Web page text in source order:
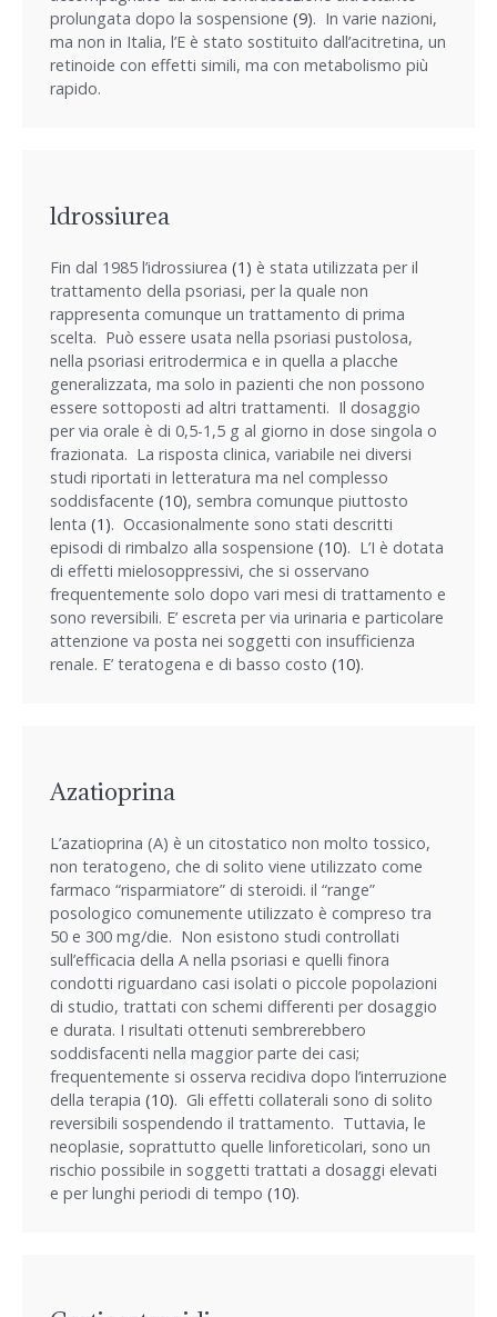
prolungata dopo la sospensione (9). In varie nazioni,
ma non in Italia, l’E è stato sostituito dall’acitretina, un
retinoide con effetti simili, ma con metabolismo più
rapido.
ldrossiurea
Fin dal 1985 l’idrossiurea (1) è stata utilizzata per il
trattamento della psoriasi, per la quale non
rappresenta comunque un trattamento di prima
scelta. Può essere usata nella psoriasi pustolosa,
nella psoriasi eritrodermica e in quella a placche
generalizzata, ma solo in pazienti che non possono
essere sottoposti ad altri trattamenti. Il dosaggio
per via orale è di 0,5-1,5 g al giorno in dose singola o
frazionata. La risposta clinica, variabile nei diversi
studi riportati in letteratura ma nel complesso
soddisfacente (10), sembra comunque piuttosto
lenta (1). Occasionalmente sono stati descritti
episodi di rimbalzo alla sospensione (10). L’I è dotata
di effetti mielosoppressivi, che si osservano
frequentemente solo dopo vari mesi di trattamento e
sono reversibili. E’ escreta per via urinaria e particolare
attenzione va posta nei soggetti con insufficienza
renale. E’ teratogena e di basso costo (10).
Azatioprina
L’azatioprina (A) è un citostatico non molto tossico,
non teratogeno, che di solito viene utilizzato come
farmaco “risparmiatore” di steroidi. il “range”
posologico comunemente utilizzato è compreso tra
50 e 300 mg/die. Non esistono studi controllati
sull’efficacia della A nella psoriasi e quelli finora
condotti riguardano casi isolati o piccole popolazioni
di studio, trattati con schemi differenti per dosaggio
e durata. I risultati ottenuti sembrerebbero
soddisfacenti nella maggior parte dei casi;
frequentemente si osserva recidiva dopo l’interruzione
della terapia (10). Gli effetti collaterali sono di solito
reversibili sospendendo il trattamento. Tuttavia, le
neoplasie, soprattutto quelle linforeticolari, sono un
rischio possibile in soggetti trattati a dosaggi elevati
e per lunghi periodi di tempo (10).